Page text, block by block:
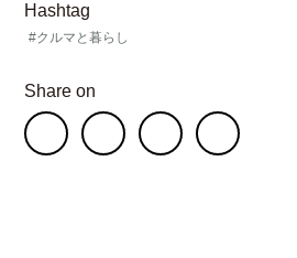
Hashtag
#クルマと暮らし
Share on